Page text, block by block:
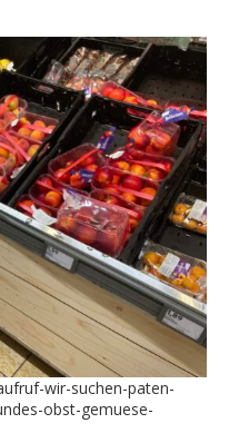
wir-suchen-paten-
obst-gemuese-